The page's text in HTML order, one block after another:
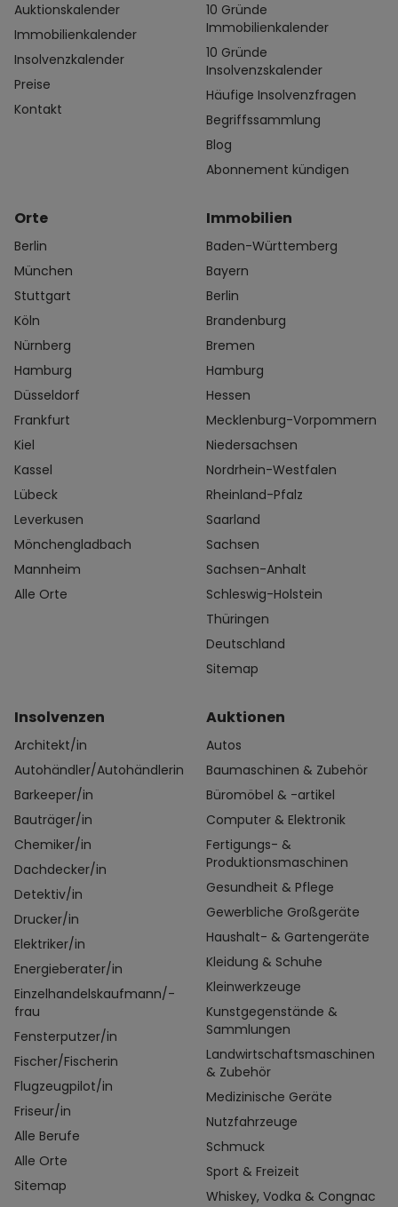
Auktionskalender
Immobilienkalender
Insolvenzkalender
Preise
Kontakt
10 Gründe
Immobilienkalender
10 Gründe
Insolvenzskalender
Häufige Insolvenzfragen
Begriffssammlung
Blog
Abonnement kündigen
Orte
Berlin
München
Stuttgart
Köln
Nürnberg
Hamburg
Düsseldorf
Frankfurt
Kiel
Kassel
Lübeck
Leverkusen
Mönchengladbach
Mannheim
Alle Orte
Immobilien
Baden-Württemberg
Bayern
Berlin
Brandenburg
Bremen
Hamburg
Hessen
Mecklenburg-Vorpommern
Niedersachsen
Nordrhein-Westfalen
Rheinland-Pfalz
Saarland
Sachsen
Sachsen-Anhalt
Schleswig-Holstein
Thüringen
Deutschland
Sitemap
Insolvenzen
Architekt/in
Autohändler/Autohändlerin
Barkeeper/in
Bauträger/in
Chemiker/in
Dachdecker/in
Detektiv/in
Drucker/in
Elektriker/in
Energieberater/in
Einzelhandelskaufmann/-
frau
Fensterputzer/in
Fischer/Fischerin
Flugzeugpilot/in
Friseur/in
Alle Berufe
Alle Orte
Sitemap
Auktionen
Autos
Baumaschinen & Zubehör
Büromöbel & -artikel
Computer & Elektronik
Fertigungs- &
Produktionsmaschinen
Gesundheit & Pflege
Gewerbliche Großgeräte
Haushalt- & Gartengeräte
Kleidung & Schuhe
Kleinwerkzeuge
Kunstgegenstände &
Sammlungen
Landwirtschaftsmaschinen
& Zubehör
Medizinische Geräte
Nutzfahrzeuge
Schmuck
Sport & Freizeit
Whiskey, Vodka & Congnac